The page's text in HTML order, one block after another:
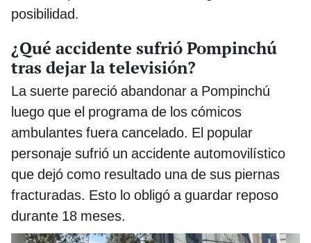
posibilidad.
¿Qué accidente sufrió Pompinchú
tras dejar la televisión?
La suerte pareció abandonar a Pompinchú
luego que el programa de los cómicos
ambulantes fuera cancelado. El popular
personaje sufrió un accidente automovilístico
que dejó como resultado una de sus piernas
fracturadas. Esto lo obligó a guardar reposo
durante 18 meses.